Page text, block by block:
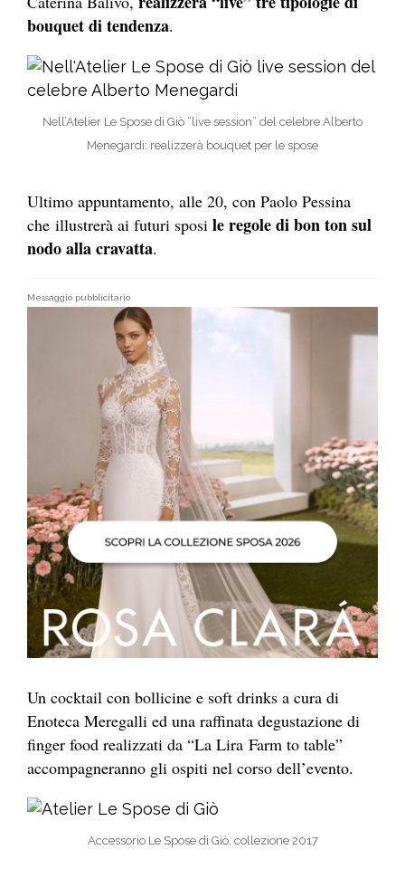
bouquet di tendenza.
Nell’Atelier Le Spose di Giò “live session” del celebre Alberto
Menegardi: realizzerà bouquet per le spose
Ultimo appuntamento, alle 20, con Paolo Pessina
che illustrerà ai futuri sposi le regole di bon ton sul
nodo alla cravatta.
Messaggio pubblicitario
Un cocktail con bollicine e soft drinks a cura di
Enoteca Meregalli ed una raffinata degustazione di
finger food realizzati da “La Lira Farm to table”
accompagneranno gli ospiti nel corso dell’evento.
Accessorio Le Spose di Giò, collezione 2017